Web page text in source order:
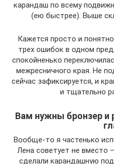
карандаш по всему
(ею быстрее). Выше
Кажется просто и
трех ошибок в одном
спокойненько
межресничного края. Не
сейчас зафиксируется, и
и тщательно
Вам нужны бронзер
Вообще-то я частенько
Лена советует не вместо
сделали карандашную